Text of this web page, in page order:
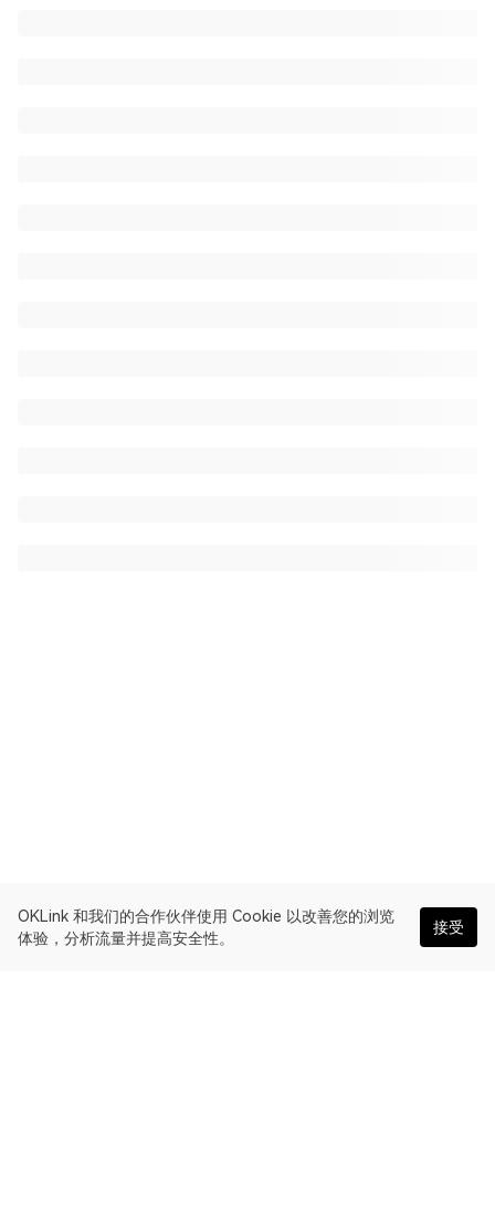
OKLink 和我们的合作伙伴使用 Cookie 以改善您的浏览
体验，分析流量并提高安全性。
接受